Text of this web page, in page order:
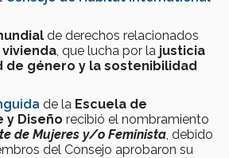
de derechos relacionados
, que lucha por la justicia
de género y la sostenibilidad
de la Escuela de
y Diseño recibió el nombramiento
de Mujeres y/o Feminista , debido
del Consejo aprobaron su